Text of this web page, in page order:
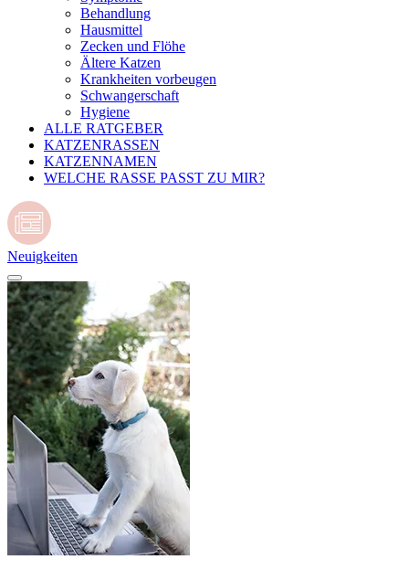
Behandlung
Hausmittel
Zecken und Flöhe
Ältere Katzen
Krankheiten vorbeugen
Schwangerschaft
Hygiene
ALLE RATGEBER
KATZENRASSEN
KATZENNAMEN
WELCHE RASSE PASST ZU MIR?
Neuigkeiten